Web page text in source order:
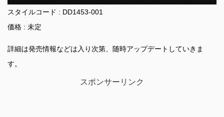
スタイルコード : DD1453-001
価格 : 未定
詳細は発売情報などは入り次第、随時アップデートしていきま
す。
スポンサーリンク